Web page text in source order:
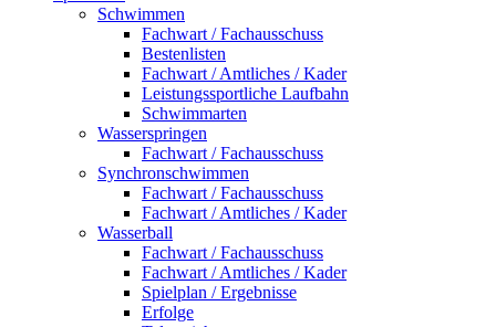
Schwimmen
Fachwart / Fachausschuss
Bestenlisten
Fachwart / Amtliches / Kader
Leistungssportliche Laufbahn
Schwimmarten
Wasserspringen
Fachwart / Fachausschuss
Synchronschwimmen
Fachwart / Fachausschuss
Fachwart / Amtliches / Kader
Wasserball
Fachwart / Fachausschuss
Fachwart / Amtliches / Kader
Spielplan / Ergebnisse
Erfolge